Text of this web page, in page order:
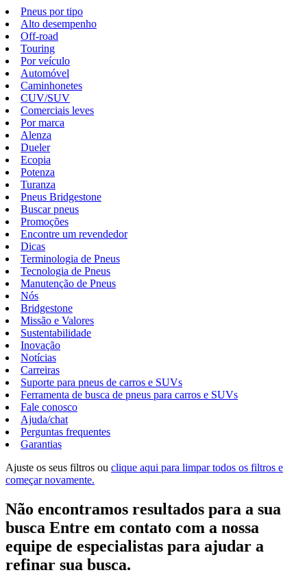
Pneus por tipo
Alto desempenho
Off-road
Touring
Por veículo
Automóvel
Caminhonetes
CUV/SUV
Comerciais leves
Por marca
Alenza
Dueler
Ecopia
Potenza
Turanza
Pneus Bridgestone
Buscar pneus
Promoções
Encontre um revendedor
Dicas
Terminologia de Pneus
Tecnologia de Pneus
Manutenção de Pneus
Nós
Bridgestone
Missão e Valores
Sustentabilidade
Inovação
Notícias
Carreiras
Suporte para pneus de carros e SUVs
Ferramenta de busca de pneus para carros e SUVs
Fale conosco
Ajuda/chat
Perguntas frequentes
Garantias
Ajuste os seus filtros ou clique aqui para limpar todos os filtros e
começar novamente.
Não encontramos resultados para a sua
busca Entre em contato com a nossa
equipe de especialistas para ajudar a
refinar sua busca.